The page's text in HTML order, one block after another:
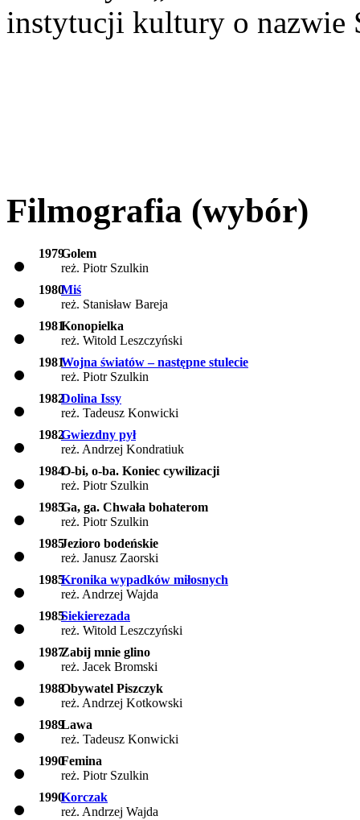
instytucji kultury o nazwie
Filmografia (wybór)
1979Golem
reż. Piotr Szulkin
1980Miś
reż. Stanisław Bareja
1981Konopielka
reż. Witold Leszczyński
1981Wojna światów – następne stulecie
reż. Piotr Szulkin
1982Dolina Issy
reż. Tadeusz Konwicki
1982Gwiezdny pył
reż. Andrzej Kondratiuk
1984O-bi, o-ba. Koniec cywilizacji
reż. Piotr Szulkin
1985Ga, ga. Chwała bohaterom
reż. Piotr Szulkin
1985Jezioro bodeńskie
reż. Janusz Zaorski
1985Kronika wypadków miłosnych
reż. Andrzej Wajda
1985Siekierezada
reż. Witold Leszczyński
1987Zabij mnie glino
reż. Jacek Bromski
1988Obywatel Piszczyk
reż. Andrzej Kotkowski
1989Lawa
reż. Tadeusz Konwicki
1990Femina
reż. Piotr Szulkin
1990Korczak
reż. Andrzej Wajda